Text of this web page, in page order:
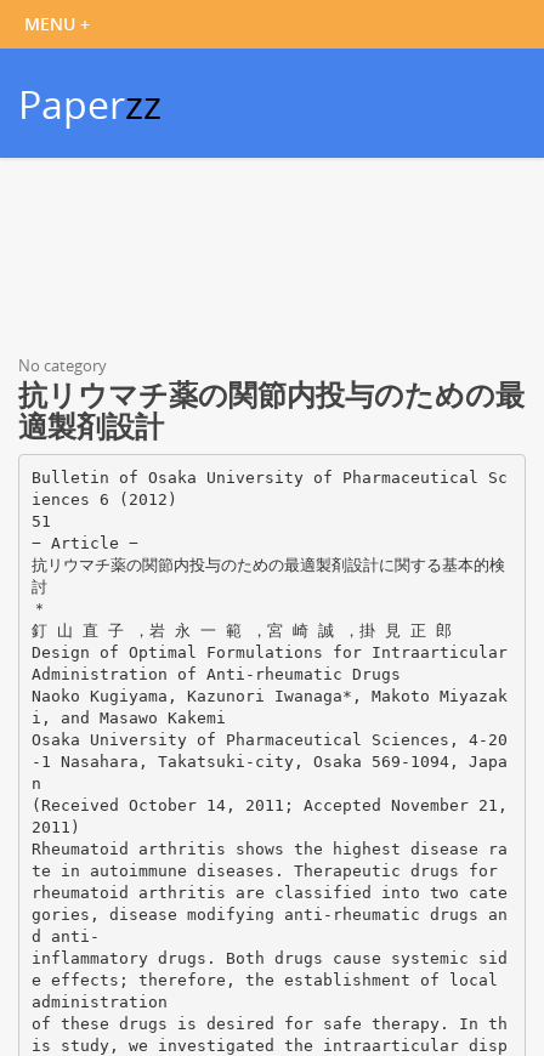
Paperzz
No category
抗リウマチ薬の関節内投与のための最
適製剤設計
Bulletin of Osaka University of Pharmaceutical Sc
iences 6 (2012)
51
− Article −
抗リウマチ薬の関節内投与のための最適製剤設計に関する基本的検
討
＊
釘 山 直 子 ，岩 永 一 範 ，宮 崎 誠 ，掛 見 正 郎
Design of Optimal Formulations for Intraarticular
Administration of Anti-rheumatic Drugs
Naoko Kugiyama, Kazunori Iwanaga*, Makoto Miyazak
i, and Masawo Kakemi
Osaka University of Pharmaceutical Sciences, 4-20
-1 Nasahara, Takatsuki-city, Osaka 569-1094, Japa
n
(Received October 14, 2011; Accepted November 21,
2011)
Rheumatoid arthritis shows the highest disease ra
te in autoimmune diseases. Therapeutic drugs for
rheumatoid arthritis are classified into two cate
gories, disease modifying anti-rheumatic drugs an
d anti-
inflammatory drugs. Both drugs cause systemic sid
e effects; therefore, the establishment of local
administration
of these drugs is desired for safe therapy. In th
is study, we investigated the intraarticular disp